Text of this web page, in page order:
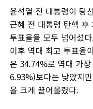
윤석열 전 대통령이 당
근혜 전 대통령 탄핵
투표율을 모두 넘어섰
이후 역대 최고 투표율
은 34.74%로 역대 가
6.93%)보다는 낮았지
을 크게 끌어올렸다.